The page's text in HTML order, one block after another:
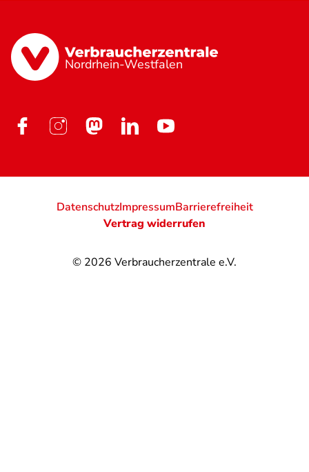
Nordrhein-Westfalen
© 2026 Verbraucherzentrale e.V.
DatenschutzImpressumBarrierefreiheit
Vertrag widerrufen